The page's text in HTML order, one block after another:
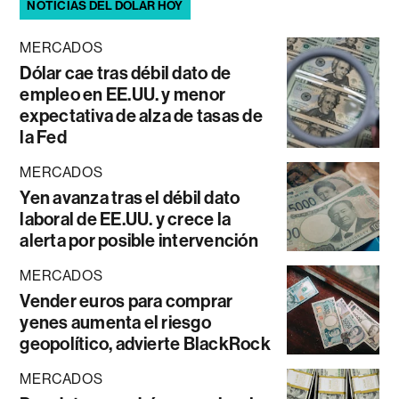
NOTICIAS DEL DÓLAR HOY
MERCADOS
Dólar cae tras débil dato de
empleo en EE.UU. y menor
expectativa de alza de tasas de
la Fed
MERCADOS
Yen avanza tras el débil dato
laboral de EE.UU. y crece la
alerta por posible intervención
MERCADOS
Vender euros para comprar
yenes aumenta el riesgo
geopolítico, advierte BlackRock
MERCADOS